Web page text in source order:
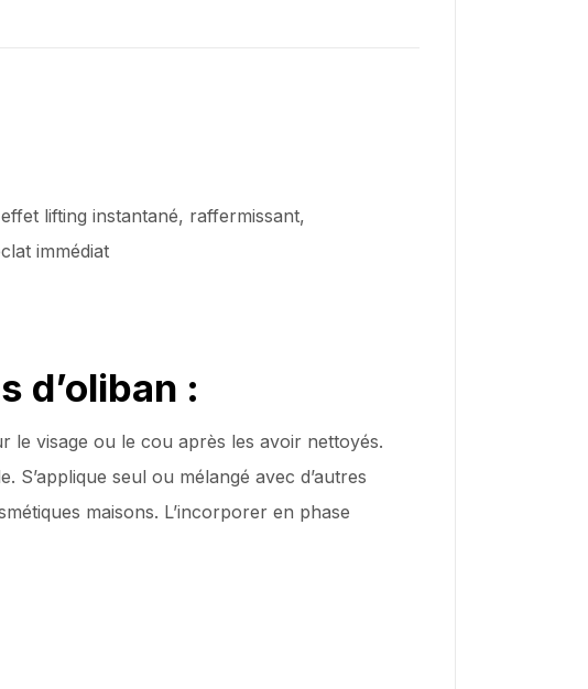
lifting instantané, raffermissant,
immédiat
d’oliban :
le visage ou le cou après les avoir nettoyés.
seul ou mélangé avec d’autres
maisons. L’incorporer en phase